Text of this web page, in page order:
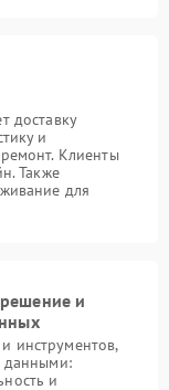
доставку
и
Клиенты
Также
для
и
инструментов,
данными:
и